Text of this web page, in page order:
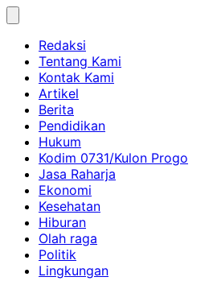
Skip
contentRedaksi
Tentang Kami
Kontak Kami
Artikel
Berita
Pendidikan
Hukum
Kodim 0731/Kulon Progo
Jasa Raharja
Ekonomi
Kesehatan
Hiburan
Olah raga
Politik
Lingkungan